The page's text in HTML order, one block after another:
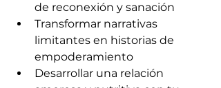
de reconexión y sanación
Transformar narrativas
limitantes en historias de
empoderamiento
Desarrollar una relación